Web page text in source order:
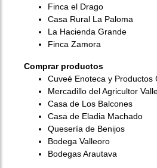
Finca el Drago
Casa Rural La Paloma
La Hacienda Grande
Finca Zamora
Comprar productos
Cuveé Enoteca y Productos
Mercadillo del Agricultor
Casa de Los Balcones
Casa de Eladia Machado
Quesería de Benijos
Bodega Valleoro
Bodegas Arautava